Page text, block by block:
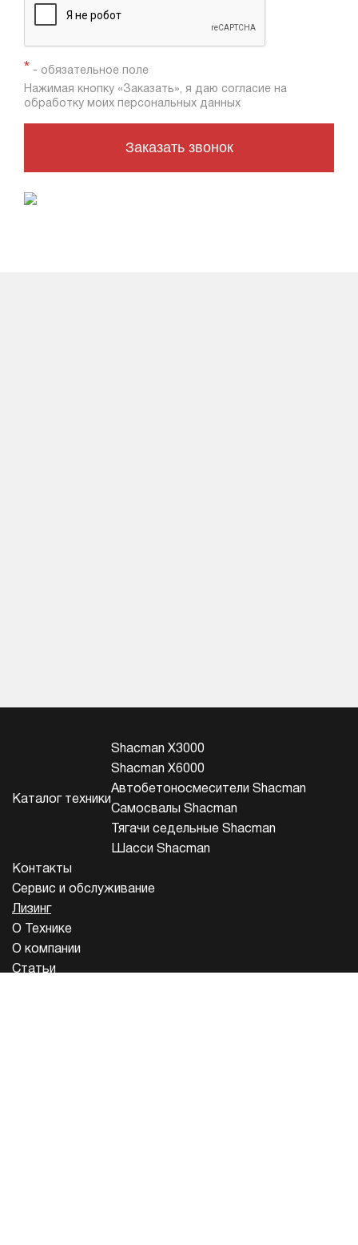
* - обязательное поле
Нажимая кнопку «Заказать», я даю согласие на
обработку моих персональных данных
Заказать звонок
Каталог техники
Shacman X3000
Shacman X6000
Автобетоносмесители Shacman
Самосвалы Shacman
Тягачи седельные Shacman
Шасси Shacman
Контакты
Сервис и обслуживание
Лизинг
О Технике
О компании
Статьи